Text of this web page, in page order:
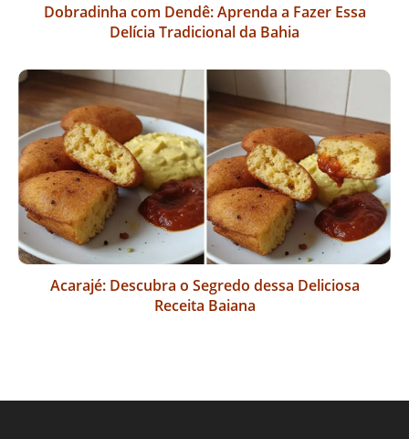
Dobradinha com Dendê: Aprenda a Fazer Essa
Delícia Tradicional da Bahia
Acarajé: Descubra o Segredo dessa Deliciosa
Receita Baiana